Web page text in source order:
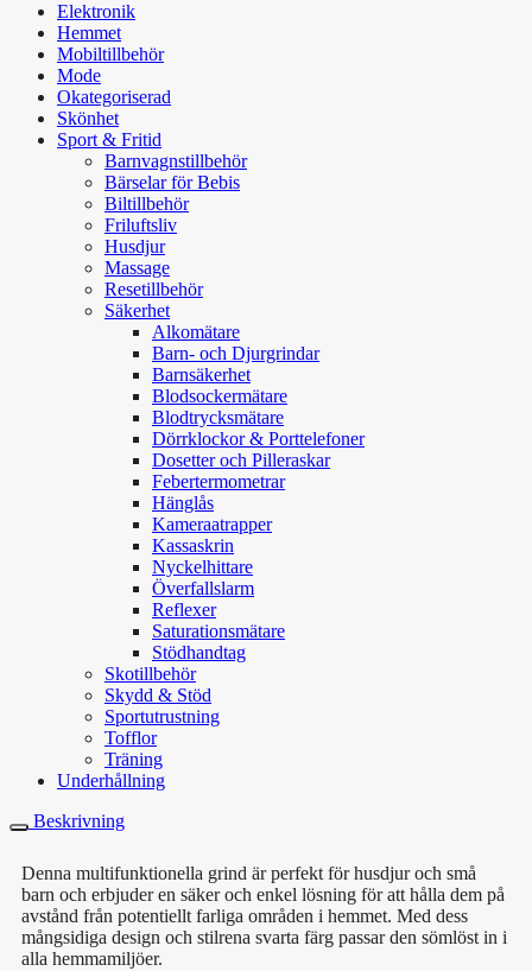
Elektronik
Hemmet
Mobiltillbehör
Mode
Okategoriserad
Skönhet
Sport & Fritid
Barnvagnstillbehör
Bärselar för Bebis
Biltillbehör
Friluftsliv
Husdjur
Massage
Resetillbehör
Säkerhet
Alkomätare
Barn- och Djurgrindar
Barnsäkerhet
Blodsockermätare
Blodtrycksmätare
Dörrklockor & Porttelefoner
Dosetter och Pilleraskar
Febertermometrar
Hänglås
Kameraatrapper
Kassaskrin
Nyckelhittare
Överfallslarm
Reflexer
Saturationsmätare
Stödhandtag
Skotillbehör
Skydd & Stöd
Sportutrustning
Tofflor
Träning
Underhållning
Beskrivning
Denna multifunktionella grind är perfekt för husdjur och små
barn och erbjuder en säker och enkel lösning för att hålla dem på
avstånd från potentiellt farliga områden i hemmet. Med dess
mångsidiga design och stilrena svarta färg passar den sömlöst in i
alla hemmamiljöer.